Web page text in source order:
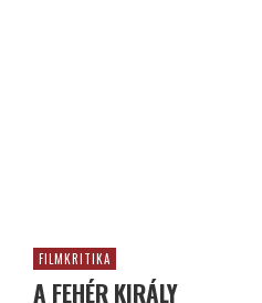
FILMKRITIKA
A FEHÉR KIRÁLY